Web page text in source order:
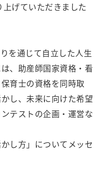
上げていただきました
を通じて自立した人生
、助産師国家資格・看
育士の資格を同時取
し、未来に向けた希望
テストの企画・運営な
し方」についてメッセ